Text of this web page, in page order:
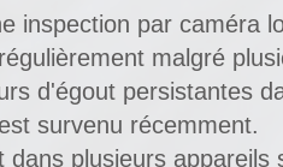
inspection par caméra
régulièrement malgré
d'égout persistantes
survenu récemment.
plusieurs appareils